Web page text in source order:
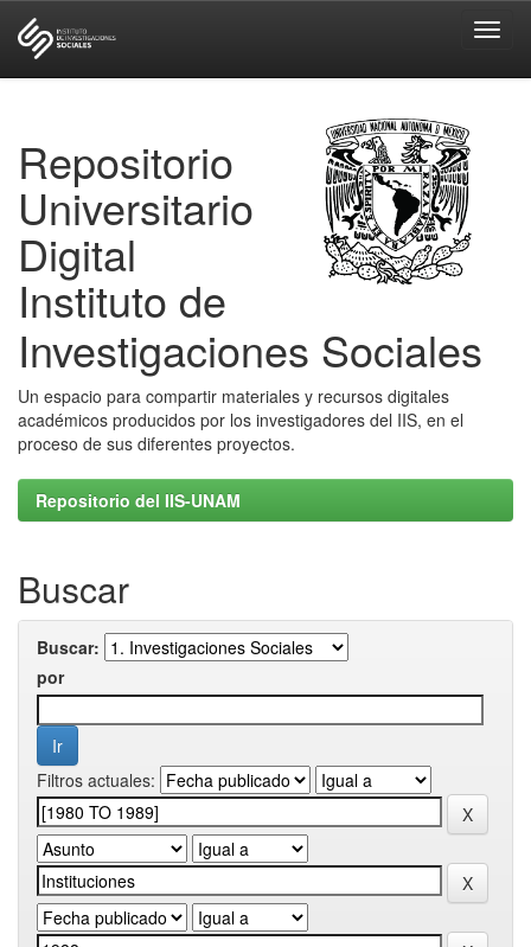
Repositorio
Universitario
Digital
Instituto de
Investigaciones Sociales
Un espacio para compartir materiales y recursos digitales
académicos producidos por los investigadores del IIS, en el
proceso de sus diferentes proyectos.
Repositorio del IIS-UNAM
Buscar
Buscar:
por
Filtros actuales: